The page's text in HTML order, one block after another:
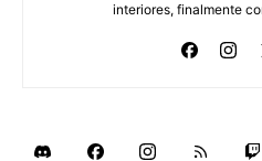
interiores, finalmente